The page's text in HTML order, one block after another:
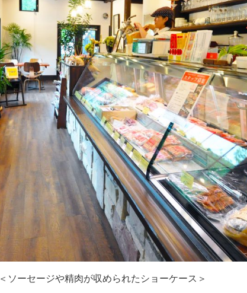
＜ソーセージや精肉が収められたショーケース＞